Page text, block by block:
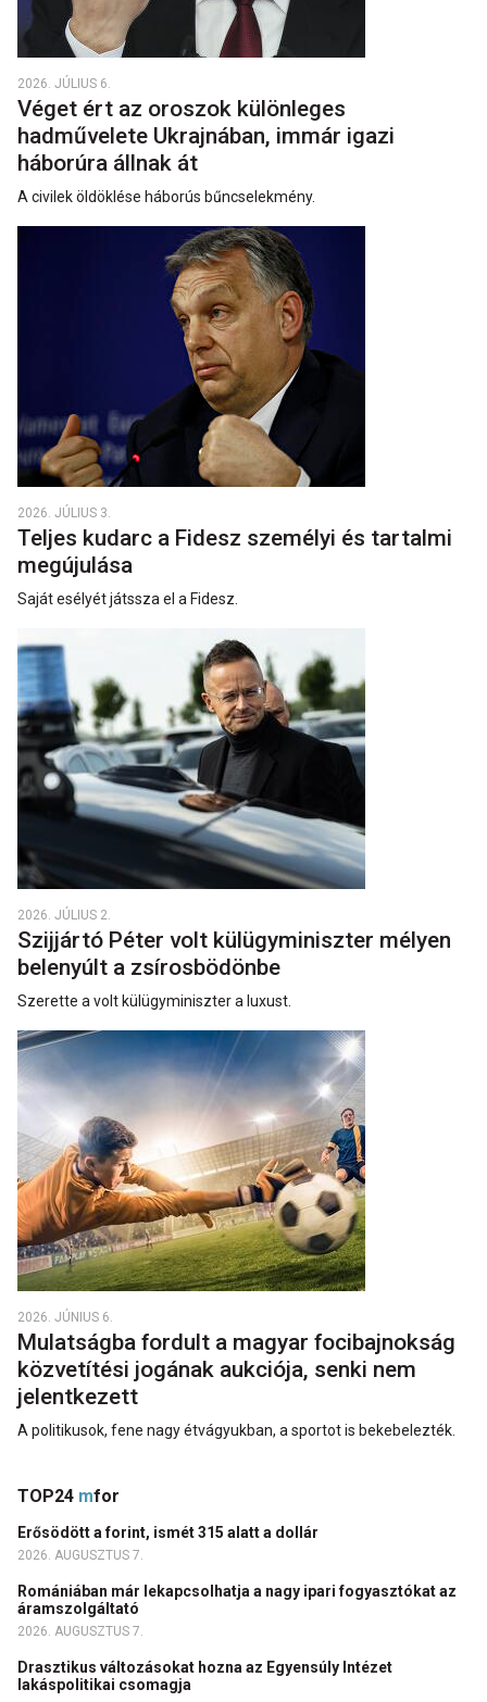
2026. JÚLIUS 6.
Véget ért az oroszok különleges
hadművelete Ukrajnában, immár igazi
háborúra állnak át
A civilek öldöklése háborús bűncselekmény.
2026. JÚLIUS 3.
Teljes kudarc a Fidesz személyi és tartalmi
megújulása
Saját esélyét játssza el a Fidesz.
2026. JÚLIUS 2.
Szijjártó Péter volt külügyminiszter mélyen
belenyúlt a zsírosbödönbe
Szerette a volt külügyminiszter a luxust.
2026. JÚNIUS 6.
Mulatságba fordult a magyar focibajnokság
közvetítési jogának aukciója, senki nem
jelentkezett
A politikusok, fene nagy étvágyukban, a sportot is bekebelezték.
TOP24 mfor
Erősödött a forint, ismét 315 alatt a dollár
2026. AUGUSZTUS 7.
Romániában már lekapcsolhatja a nagy ipari fogyasztókat az
áramszolgáltató
2026. AUGUSZTUS 7.
Drasztikus változásokat hozna az Egyensúly Intézet
lakáspolitikai csomagja